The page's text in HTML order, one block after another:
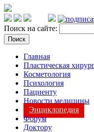
Поиск на сайте:
Главная
Пластическая
Косметология
Психология
Пациенту
Новости медицины
Энциклопедия
Форум
Доктору